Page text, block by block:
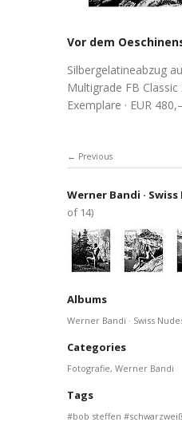
Vor dem
Silbergelatineabzug
Multigrade FB
Exemplare · EUR
Previous
Werner Bandi ·
of 14)
Albums
Werner Bandi · Swiss
Categories
Fotografie, Werner Bandi
Tags
bob steffen schwarzweiß